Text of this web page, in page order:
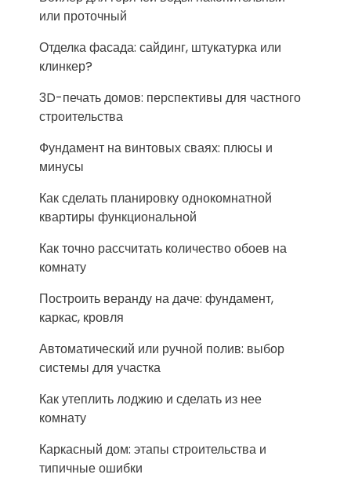
или проточный
Отделка фасада: сайдинг, штукатурка или
клинкер?
3D-печать домов: перспективы для частного
строительства
Фундамент на винтовых сваях: плюсы и
минусы
Как сделать планировку однокомнатной
квартиры функциональной
Как точно рассчитать количество обоев на
комнату
Построить веранду на даче: фундамент,
каркас, кровля
Автоматический или ручной полив: выбор
системы для участка
Как утеплить лоджию и сделать из нее
комнату
Каркасный дом: этапы строительства и
типичные ошибки